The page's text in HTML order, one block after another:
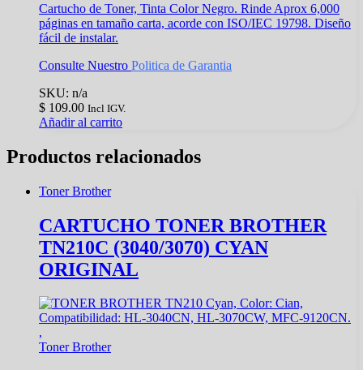
Cartucho de Toner, Tinta Color Negro. Rinde Aprox 6,000
páginas en tamaño carta, acorde con ISO/IEC 19798. Diseño
fácil de instalar.
Consulte Nuestro Politica de Garantia
SKU: n/a
$ 109.00 Incl IGV.
Añadir al carrito
Productos relacionados
Toner Brother
CARTUCHO TONER BROTHER
TN210C (3040/3070) CYAN
ORIGINAL
Toner Brother